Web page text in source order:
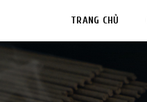
content
TRANG CHỦ